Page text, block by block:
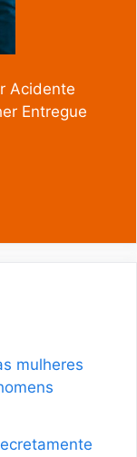
Acidente
Entregue
mulheres